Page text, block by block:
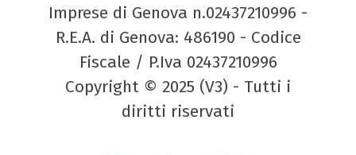
Imprese di Genova n.02437210996 -
R.E.A. di Genova: 486190 - Codice
Fiscale / P.Iva 02437210996
Copyright © 2025 (V3) - Tutti i
diritti riservati